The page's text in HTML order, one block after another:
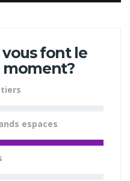
vous font le
moment?
espaces